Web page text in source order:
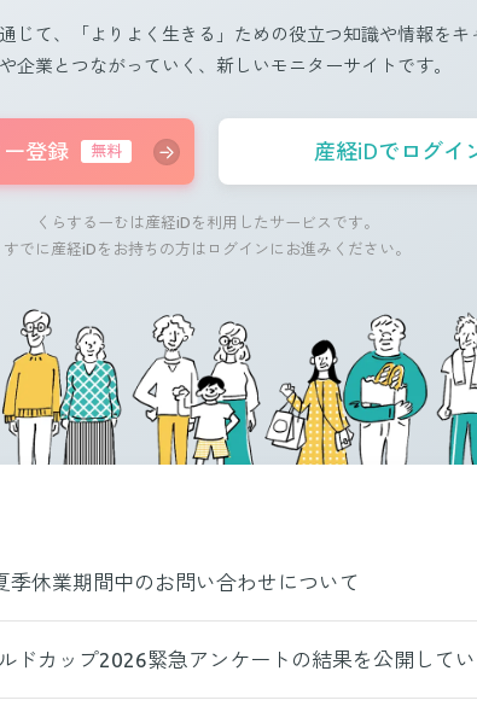
じて、「よりよく生きる」ための役立つ知識や情報をキ
企業とつながっていく、新しいモニターサイトです。
登録 無料 産経iDでログイ
くらするーむは産経iDを利用したサービスです。
すでに産経iDをお持ちの方はログインにお進みください。
季休業期間中のお問い合わせについて
ドカップ2026緊急アンケートの結果を公開して